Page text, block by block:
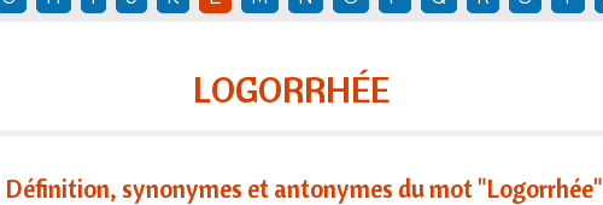
LOGORRHÉE
Définition, synonymes et antonymes du mot "Logorrhée"